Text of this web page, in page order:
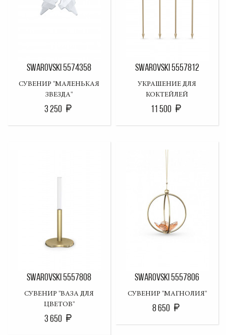
SWAROVSKI 5574358
СУВЕНИР "МАЛЕНЬКАЯ
ЗВЕЗДА"
3 250
SWAROVSKI 5557812
УКРАШЕНИЕ ДЛЯ
КОКТЕЙЛЕЙ
11 500
SWAROVSKI 5557808
СУВЕНИР "ВАЗА ДЛЯ
ЦВЕТОВ"
3 650
SWAROVSKI 5557806
СУВЕНИР "МАГНОЛИЯ"
8 650